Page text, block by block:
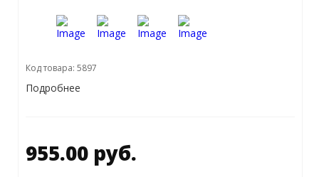
Код товара: 5897
Подробнее
955.00 руб.